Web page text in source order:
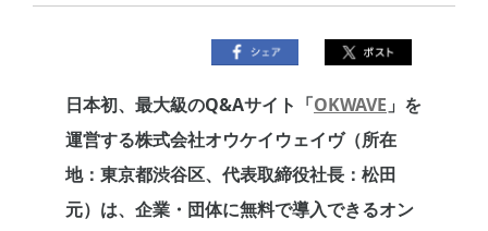
日本初、最大級のQ&Aサイト「OKWAVE 」を
運営する株式会社オウケイウェイヴ（所在
地：東京都渋谷区、代表取締役社長：松田
元）は、企業・団体に無料で導入できるオン